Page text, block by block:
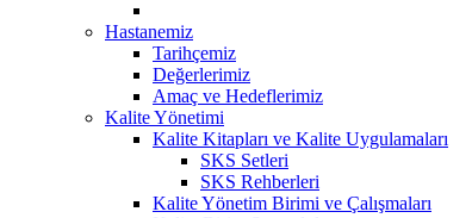
Hastanemiz
Tarihçemiz
Değerlerimiz
Amaç ve Hedeflerimiz
Kalite Yönetimi
Kalite Kitapları ve Kalite Uygulamaları
SKS Setleri
SKS Rehberleri
Kalite Yönetim Birimi ve Çalışmaları